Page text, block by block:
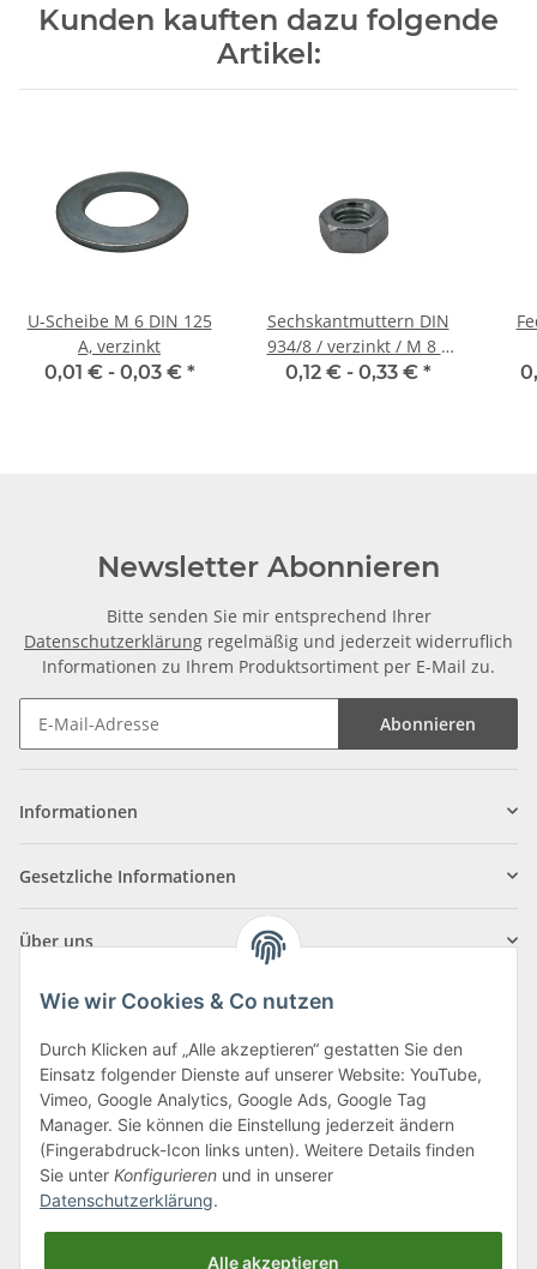
Kunden kauften dazu folgende
Artikel:
U-Scheibe M 6 DIN 125
A, verzinkt
0,01 € - 0,03 € *
Sechskantmuttern DIN
934/8 / verzinkt / M 8 x
1.00
0,12 € - 0,33 € *
Newsletter Abonnieren
Bitte senden Sie mir entsprechend Ihrer
Datenschutzerklärung regelmäßig und jederzeit widerruflich
Informationen zu Ihrem Produktsortiment per E-Mail zu.
Abonnieren
Informationen
Gesetzliche Informationen
Über uns
Klagenfurter Straße 29
9556 Liebenfels
Montag bis Donnerstag: 8:00 bis 16:30 Uhr
Freitag: 8:00 bis 12:00 Uhr
Tel.:0043 (0) 4262 50900
Wie wir Cookies & Co nutzen
Durch Klicken auf „Alle akzeptieren“ gestatten Sie den
Einsatz folgender Dienste auf unserer Website: YouTube,
Vimeo, Google Analytics, Google Ads, Google Tag
Manager. Sie können die Einstellung jederzeit ändern
(Fingerabdruck-Icon links unten). Weitere Details finden
Sie unter Konfigurieren und in unserer
Datenschutzerklärung.
Alle akzeptieren